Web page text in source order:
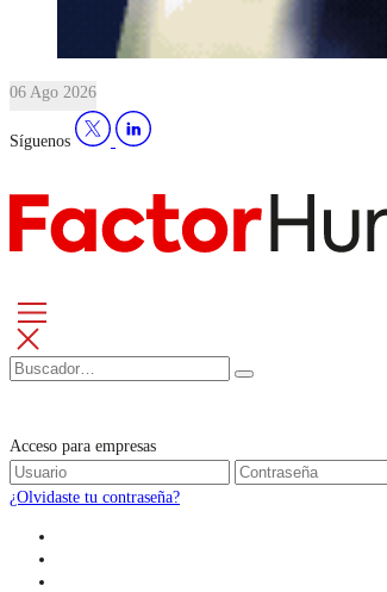
06 Ago 2026
Síguenos
Acceso para empresas
¿Olvidaste tu contraseña?